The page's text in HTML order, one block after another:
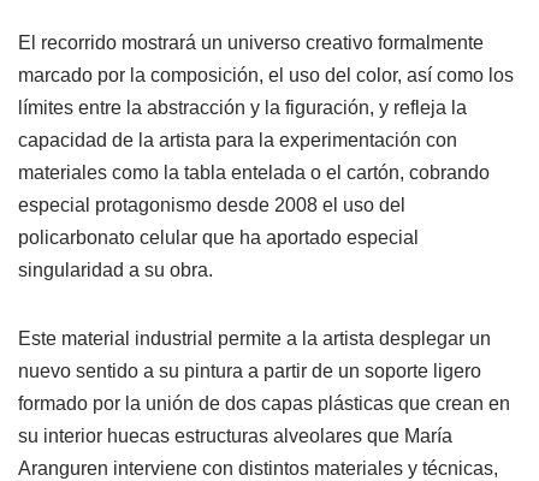
El recorrido mostrará un universo creativo formalmente
marcado por la composición, el uso del color, así como los
límites entre la abstracción y la figuración, y refleja la
capacidad de la artista para la experimentación con
materiales como la tabla entelada o el cartón, cobrando
especial protagonismo desde 2008 el uso del
policarbonato celular que ha aportado especial
singularidad a su obra.
Este material industrial permite a la artista desplegar un
nuevo sentido a su pintura a partir de un soporte ligero
formado por la unión de dos capas plásticas que crean en
su interior huecas estructuras alveolares que María
Aranguren interviene con distintos materiales y técnicas,